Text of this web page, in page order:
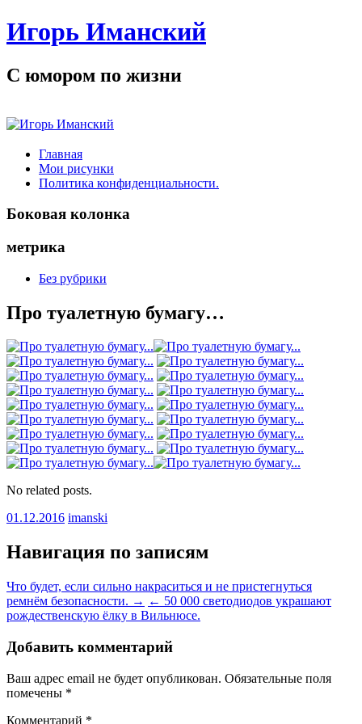
Игорь Иманский
С юмором по жизни
Главная
Мои рисунки
Политика конфиденциальности.
Боковая колонка
метрика
Без рубрики
Про туалетную бумагу…
No related posts.
01.12.2016 imanski
Навигация по записям
Что будет, если сильно накраситься и не пристегнуться
ремнём безопасности. → ← 50 000 светодиодов украшают
рождественскую ёлку в Вильнюсе.
Добавить комментарий
Ваш адрес email не будет опубликован. Обязательные поля
помечены *
Комментарий *